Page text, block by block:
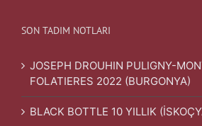
SON TADIM NOTLARI
JOSEPH DROUHIN PULIGNY-
FOLATIERES 2022 (BURGONYA)
BLACK BOTTLE 10 YILLIK